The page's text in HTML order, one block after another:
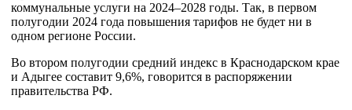
коммунальные услуги на 2024–2028 годы. Так, в первом
полугодии 2024 года повышения тарифов не будет ни в
одном регионе России.
Во втором полугодии средний индекс в Краснодарском крае
и Адыгее составит 9,6%, говорится в распоряжении
правительства РФ.